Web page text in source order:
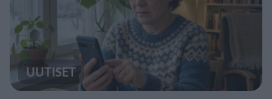
UUTISET